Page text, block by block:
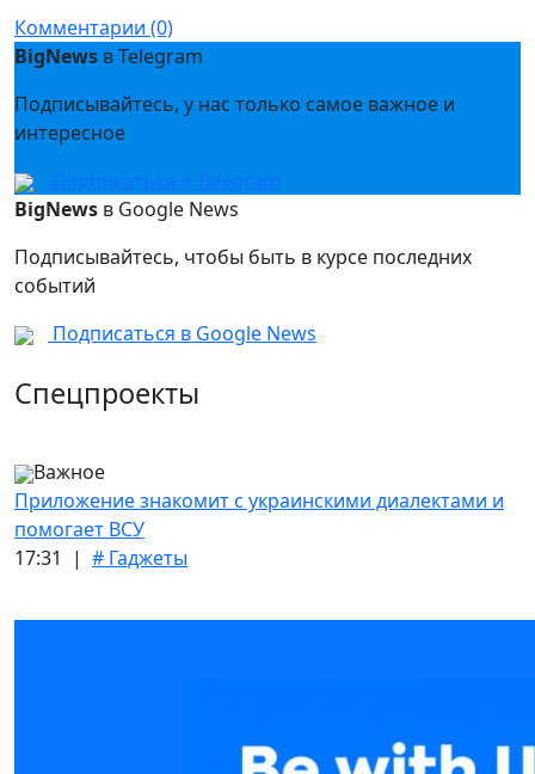
Комментарии (0)
BigNews в Telegram
Подписывайтесь, у нас только самое важное и
интересное
Подписаться в Telegram
BigNews в Google News
Подписывайтесь, чтобы быть в курсе последних
событий
Подписаться в Google News
Спецпроекты
Важное
Приложение знакомит с украинскими диалектами и
помогает ВСУ
17:31 | # Гаджеты